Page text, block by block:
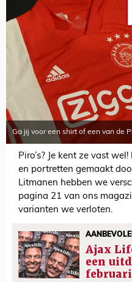
Ga jij voor een shirt of een van de
Piro’s? Je kent ze vast
en portretten gemaakt
Litmanen hebben we
pagina 21 van ons
varianten we verloten.
Ajax
een